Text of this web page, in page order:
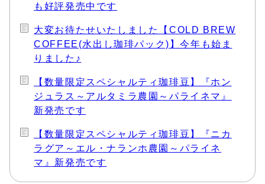
も好評発売中です
大変お待たせいたしました【COLD BREW
COFFEE(水出し珈琲パック)】今年も始ま
りました♪
【数量限定スペシャルティ珈琲豆】『ホン
ジュラス～アルタミラ農園～パライネマ』
新発売です
【数量限定スペシャルティ珈琲豆】『ニカ
ラグア～エル・ナランホ農園～パライネ
マ』新発売です